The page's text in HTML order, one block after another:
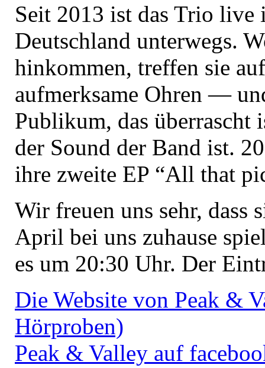
Seit 2013 ist das Trio live
Deutschland unterwegs.
hinkommen, treffen sie
aufmerksame Ohren —
Publikum, das überrascht
der Sound der Band ist.
ihre zweite EP “All that
Wir freuen uns sehr, dass
April bei uns zuhause
es um 20:30 Uhr. Der
Die Website von Peak &
Hörproben)
Peak & Valley auf